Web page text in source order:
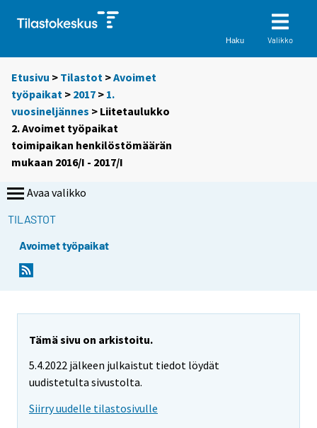
Haku Valikko
Etusivu > Tilastot >Avoimet
työpaikat > 2017 > 1.
vuosineljännes > Liitetaulukko
2. Avoimet työpaikat
toimipaikan henkilöstömäärän
mukaan 2016/I - 2017/I
Avaa valikko
TILASTOT
Avoimet työpaikat
Tämä sivu on arkistoitu.
5.4.2022 jälkeen julkaistut tiedot löydät
uudistetulta sivustolta.
Siirry uudelle tilastosivulle